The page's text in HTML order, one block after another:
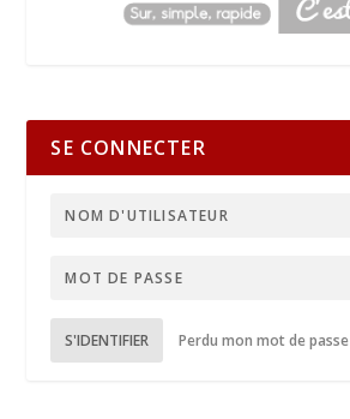
SE CONNECTER
S'IDENTIFIER Perdu mon mot de passe